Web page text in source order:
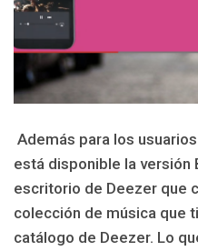
Además para los
está disponible la versión
escritorio de Deezer que
colección de música que
catálogo de Deezer. Lo